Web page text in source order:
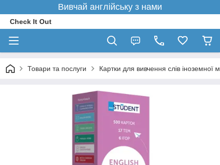
Вивчай англійську з нами
Check It Out
Товари та послуги Картки для вивчення слів іноземної